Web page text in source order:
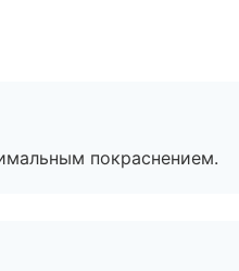
покраснением.